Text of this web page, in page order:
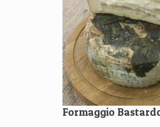
Formaggio